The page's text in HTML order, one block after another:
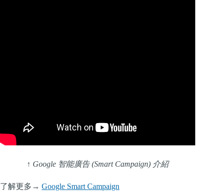
↑ Google 智能廣告 (Smart Campaign) 介紹
了解更多→ Google Smart Campaign